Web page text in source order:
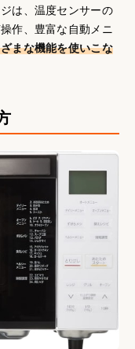
は、温度センサーの
作、豊富な自動メニ
まな機能を使いこな